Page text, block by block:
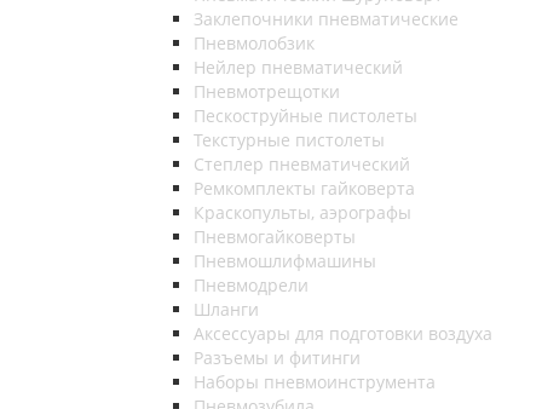
Заклепочники пневматические
Пневмолобзик
Нейлер пневматический
Пневмотрещотки
Пескоструйные пистолеты
Текстурные пистолеты
Степлер пневматический
Ремкомплекты гайковерта
Краскопульты, аэрографы
Пневмогайковерты
Пневмошлифмашины
Пневмодрели
Шланги
Аксессуары для подготовки воздуха
Разъемы и фитинги
Наборы пневмоинструмента